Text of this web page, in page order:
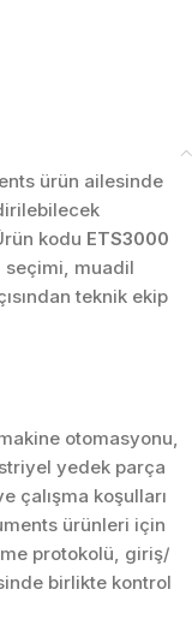
ürün ailesinde
kodu ETS3000
seçimi, muadil
teknik ekip
otomasyonu,
yedek parça
çalışma koşulları
ürünleri için
protokolü, giriş/
birlikte kontrol